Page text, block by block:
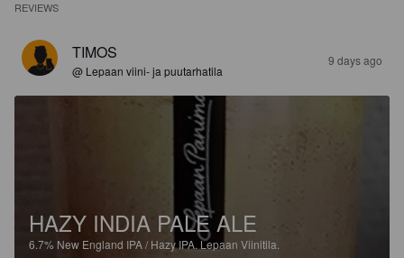
REVIEWS
TIMOS
@ Lepaan viini- ja puutarhatila
9 days ago
HAZY INDIA PALE ALE
6.7% New England IPA / Hazy IPA. Lepaan Viinitila.